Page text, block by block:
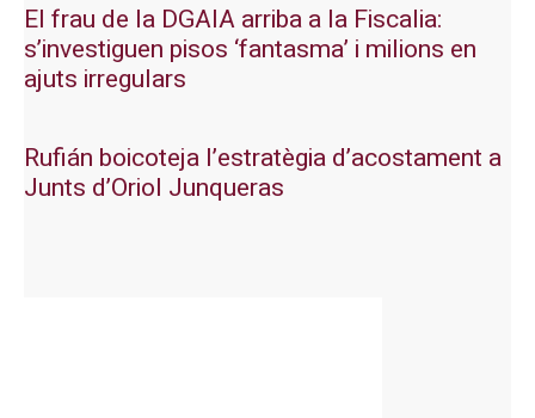
El frau de la DGAIA arriba a la Fiscalia:
s’investiguen pisos ‘fantasma’ i milions en
ajuts irregulars
Rufián boicoteja l’estratègia d’acostament a
Junts d’Oriol Junqueras